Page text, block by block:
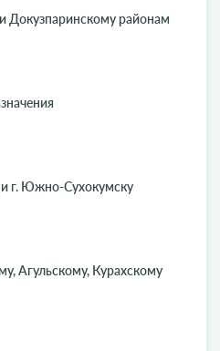
Докузпаринскому районам
г. Южно-Сухокумску
Агульскому, Курахскому